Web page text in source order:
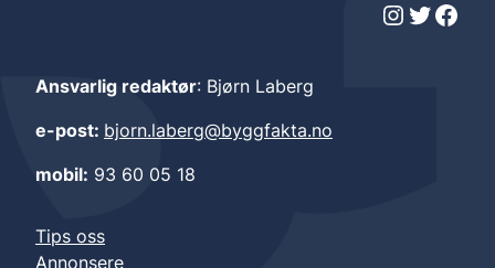
Instagram Twitter Facebook
Ansvarlig redaktør: Bjørn Laberg
e-post: bjorn.laberg@byggfakta.no
mobil: 93 60 05 18
Tips oss
Annonsere